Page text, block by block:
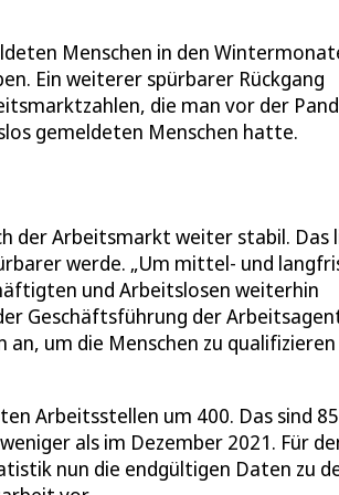
Menschen in den
Ein weiterer spürbarer Rückgang
die man vor der
gemeldeten Menschen hatte.
der Arbeitsmarkt weiter stabil. Das
werde. „Um mittel- und
und Arbeitslosen weiterhin
Geschäftsführung der
um die Menschen zu qualifizieren
Arbeitsstellen um 400. Das sind 85
als im Dezember 2021. Für
nun die endgültigen Daten zu